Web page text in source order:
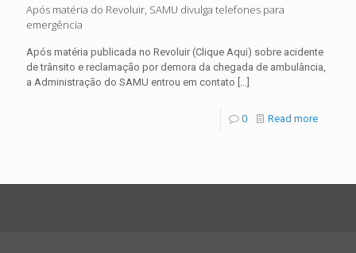
Após matéria do Revoluir, SAMU divulga telefones para
emergência
Após matéria publicada no Revoluir (Clique Aqui) sobre acidente
de trânsito e reclamação por demora da chegada de ambulância,
a Administração do SAMU entrou em contato […]
0 Read more